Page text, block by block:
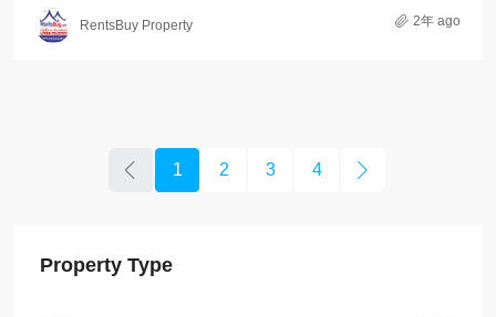
RentsBuy Property 2年 ago
1 2 3 4
Property Type